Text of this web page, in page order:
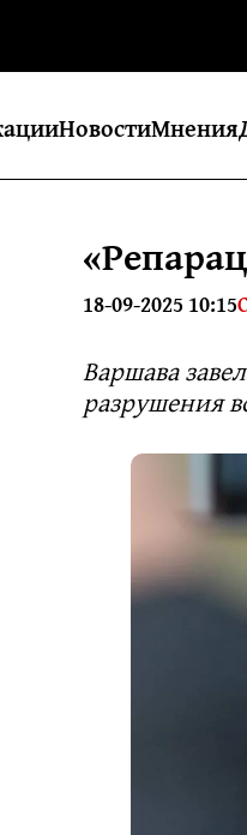
НовостиМнения
18-09-2025 10:15
Варшава
разрушения